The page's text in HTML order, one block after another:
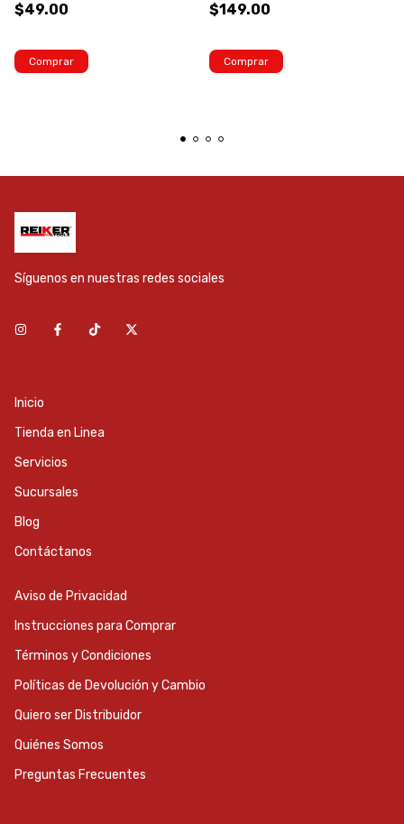
$49.00
Comprar
$149.00
Comprar
Síguenos en nuestras redes sociales
Inicio
Tienda en Linea
Servicios
Sucursales
Blog
Contáctanos
Aviso de Privacidad
Instrucciones para Comprar
Términos y Condiciones
Políticas de Devolución y Cambio
Quiero ser Distribuidor
Quiénes Somos
Preguntas Frecuentes